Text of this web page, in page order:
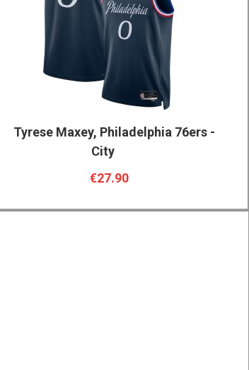
Tyrese Maxey, Philadelphia 76ers -
City
€27.90